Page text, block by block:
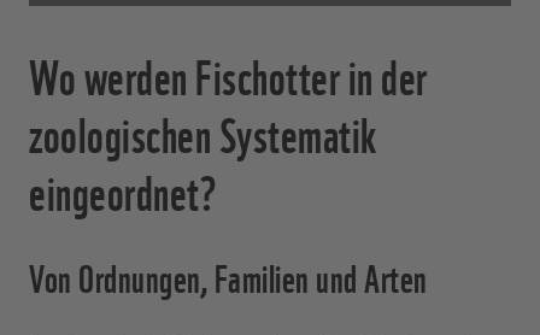
Wo werden Fischotter in der
zoologischen Systematik
eingeordnet?
Von Ordnungen, Familien und Arten